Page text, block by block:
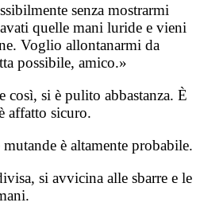
senza mostrarmi
quelle mani luride e vieni
Voglio allontanarmi da
possibile, amico.»
così, si è pulito abbastanza. È
affatto sicuro.
è altamente probabile.
si avvicina alle sbarre e le